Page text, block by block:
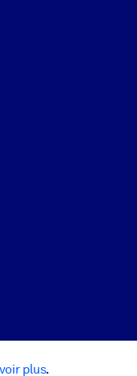
plus.